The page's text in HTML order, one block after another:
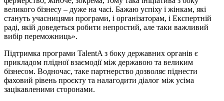
великого бізнесу – дуже на часі. Бажаю успіху і жінкам, які
стануть учасницями програми, і організаторам, і Експертній
раді, якій доведеться робити непростий, але таки важливий
вибір переможниць».
Підтримка програми TalentA з боку державних органів є
прикладом плідної взаємодії між державою та великим
бізнесом. Водночас, таке партнерство дозволяє піднести
фаховий рівень проєкту та налагодити діалог між усіма
зацікавленими сторонами.